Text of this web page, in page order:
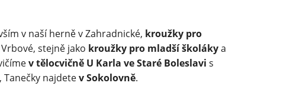
v naší herně v Zahradnické, kroužky pro
stejně jako kroužky pro mladší školákya
v tělocvičně U Karla ve Staré Boleslavi s
, Tanečky najdetev Sokolovně.